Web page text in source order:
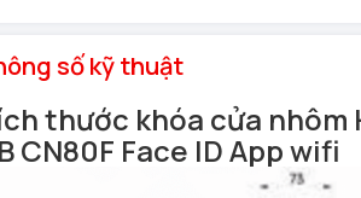
số kỹ thuật
thước khóa cửa nhôm
CN80F Face IDApp wifi